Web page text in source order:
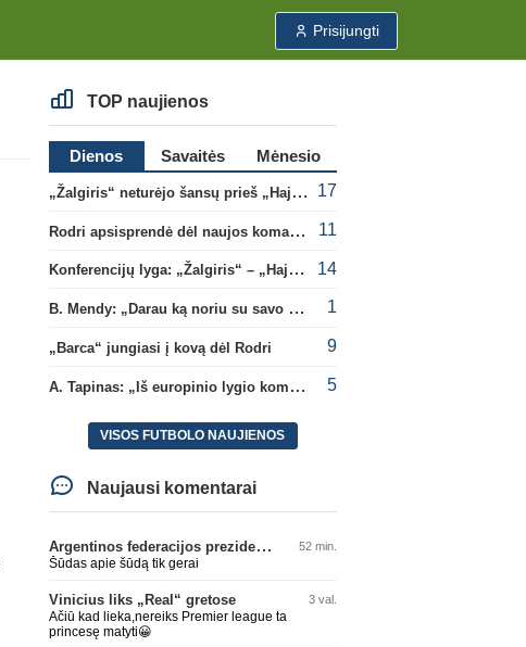
Prisijungti
TOP naujienos
Dienos Savaitės
Mėnesio
„Žalgiris“ neturėjo šansų prieš „Hajduk“
17
Rodri apsisprendė dėl naujos komandos 11
Konferencijų lyga: „Žalgiris“ – „Hajduk“ (rungtynės tiesiogiai) 14
B. Mendy: „Darau ką noriu su savo pasaulio čempionato titulu“ 1
„Barca“ jungiasi į kovą dėl Rodri 9
A. Tapinas: „Iš europinio lygio komandos gavom gerų pamokų“ 5
VISOS FUTBOLO NAUJIENOS
Naujausi komentarai
Argentinos federacijos prezidentas C. Tapia negailėjo pagyrų G. Infantino 52 min.
Šūdas apie šūdą tik gerai
Vinicius liks „Real“ gretose 3 val.
Ačiū kad lieka,nereiks Premier league ta
princesę matyti😀